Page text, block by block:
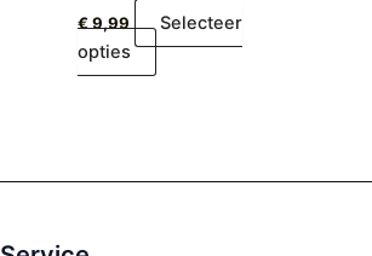
€9,99
Selecteer
opties